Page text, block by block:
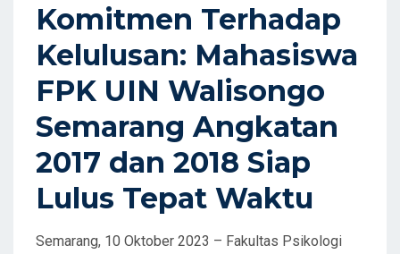
O
N
Komitmen Terhadap
Kelulusan: Mahasiswa
FPK UIN Walisongo
Semarang Angkatan
2017 dan 2018 Siap
Lulus Tepat Waktu
Semarang, 10 Oktober 2023 – Fakultas Psikologi